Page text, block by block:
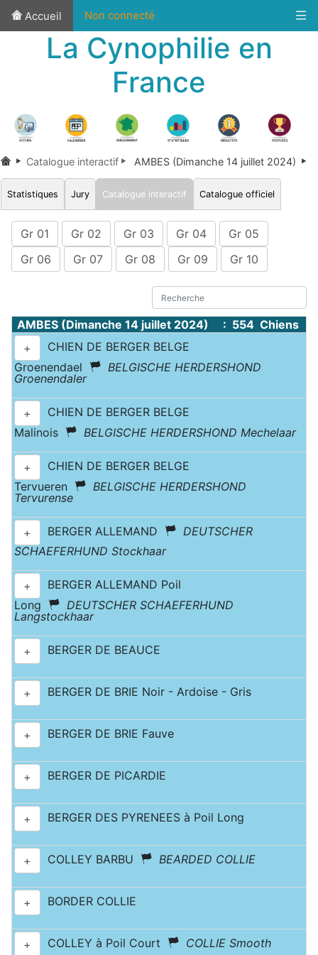
Accueil Non connecté
La Cynophilie en
France
Catalogue interactif AMBES (Dimanche 14 juillet 2024)
Statistiques Jury Catalogue interactif Catalogue officiel
Gr 01 Gr 02 Gr 03 Gr 04
Gr 05
Gr 06
Gr 07 Gr 08 Gr 09 Gr 10
AMBES (Dimanche 14 juillet 2024) : 554 Chiens
+
CHIEN DE BERGER BELGE
Groenendael
BELGISCHE HERDERSHOND
Groenendaler
+
CHIEN DE BERGER BELGE
Malinois
BELGISCHE HERDERSHOND Mechelaar
+
CHIEN DE BERGER BELGE
Tervueren
BELGISCHE HERDERSHOND
Tervurense
+ BERGER ALLEMAND
DEUTSCHER
SCHAEFERHUND Stockhaar
+
BERGER ALLEMAND Poil
Long
DEUTSCHER SCHAEFERHUND
Langstockhaar
+ BERGER DE BEAUCE
+ BERGER DE BRIE Noir - Ardoise - Gris
+ BERGER DE BRIE Fauve
+ BERGER DE PICARDIE
+ BERGER DES PYRENEES à Poil Long
+ COLLEY BARBU BEARDED COLLIE
+ BORDER COLLIE
+ COLLEY à Poil Court COLLIE Smooth